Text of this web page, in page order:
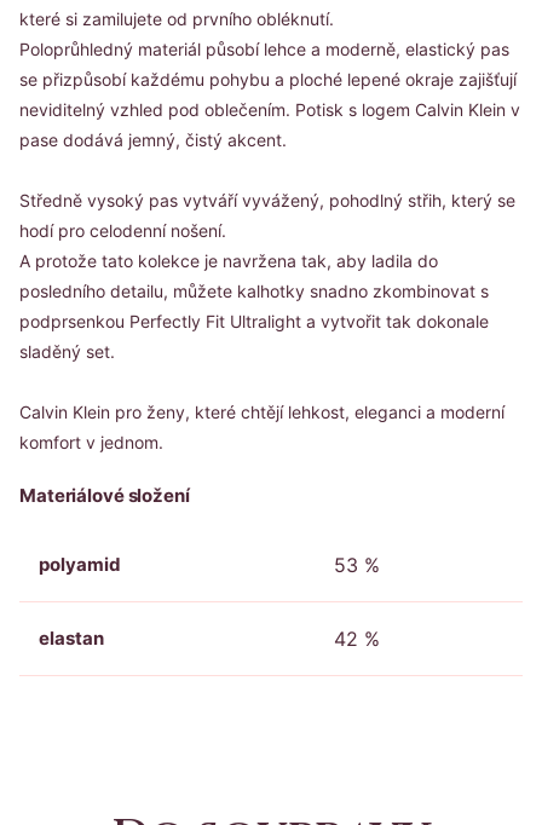
které si zamilujete od prvního obléknutí.
Poloprůhledný materiál působí lehce a moderně, elastický pas
se přizpůsobí každému pohybu a ploché lepené okraje zajišťují
neviditelný vzhled pod oblečením. Potisk s logem Calvin Klein v
pase dodává jemný, čistý akcent.
Středně vysoký pas vytváří vyvážený, pohodlný střih, který se
hodí pro celodenní nošení.
A protože tato kolekce je navržena tak, aby ladila do
posledního detailu, můžete kalhotky snadno zkombinovat s
podprsenkou Perfectly Fit Ultralight a vytvořit tak dokonale
sladěný set.
Calvin Klein pro ženy, které chtějí lehkost, eleganci a moderní
komfort v jednom.
Materiálové složení
polyamid 53 %
elastan 42 %